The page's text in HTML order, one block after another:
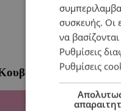
μέσα μας
συσκευής. Οι
να
Ρυθμίσεις
Ρυθμίσεις